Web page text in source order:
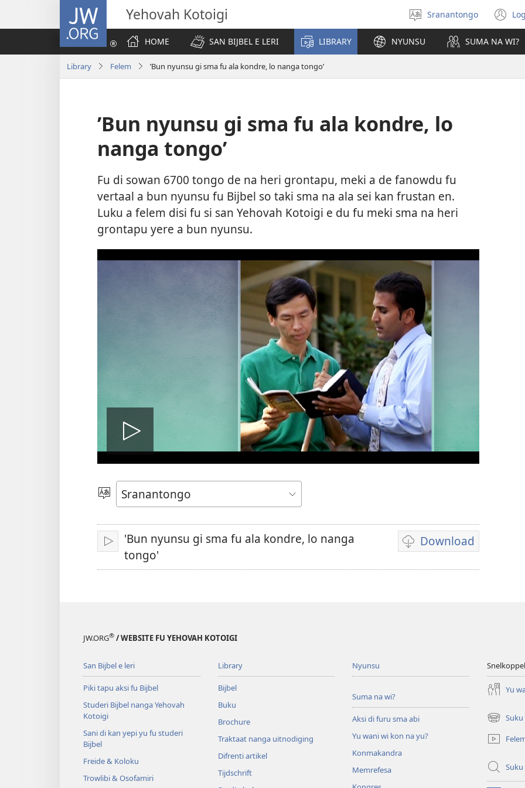
JW.ORG Yehovah Kotoigi Tongo
Sranantongo
HOME
SAN BIJBEL E LERI LIBRARY NYUNSU SUMA NA WI?
Library Felem ’Bun nyunsu gi sma fu ala kondre, lo nanga tongo’
’Bun nyunsu gi sma fu ala kondre, lo
nanga tongo’
Fu di sowan 6700 tongo de na heri grontapu, meki a de fanowdu fu
vertaal a bun nyunsu fu Bijbel so taki sma na ala sei kan frustan en.
Luku a felem disi fu si san Yehovah Kotoigi e du fu meki sma na heri
grontapu yere a bun nyunsu.
Prei
a
felem
Tongo
Prei
'Bun nyunsu gi sma fu ala kondre, lo nanga
tongo'
Download
Difrenti
fasi
JW.ORG® / WEBSITE FU YEHOVAH KOTOIGI
San Bijbel e leri
Piki tapu aksi fu Bijbel
Studeri Bijbel nanga Yehovah
Kotoigi
Sani di kan yepi yu fu studeri
Bijbel
Freide & Koloku
Trowlibi & Osofamiri
Library
Bijbel
Buku
Brochure
Traktaat nanga uitnodiging
Difrenti artikel
Tijdschrift
Nyunsu
Suma na wi?
Aksi di furu sma abi
Yu wani wi kon na yu?
Konmakandra
Memrefesa
Yu
(opent
nieuw
venster)
Suku